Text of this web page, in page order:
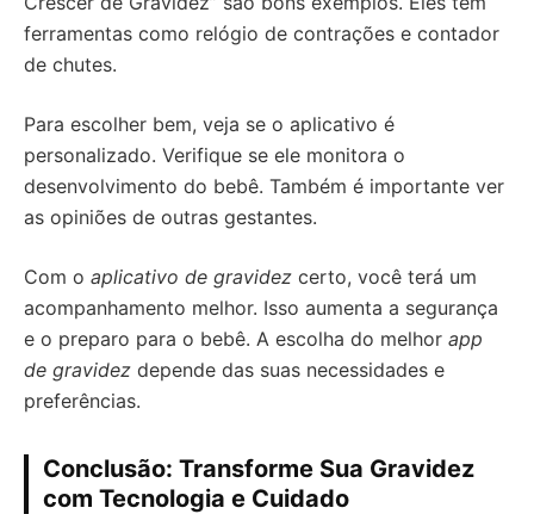
ferramentas como relógio de contrações e contador
de chutes.
Para escolher bem, veja se o aplicativo é
personalizado. Verifique se ele monitora o
desenvolvimento do bebê. Também é importante ver
as opiniões de outras gestantes.
Com o aplicativo de gravidez certo, você terá um
acompanhamento melhor. Isso aumenta a segurança
e o preparo para o bebê. A escolha do melhor app
de gravidez depende das suas necessidades e
preferências.
Conclusão: Transforme Sua Gravidez
com Tecnologia e Cuidado